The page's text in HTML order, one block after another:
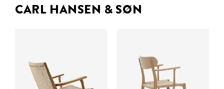
CARL HANSEN & SØN